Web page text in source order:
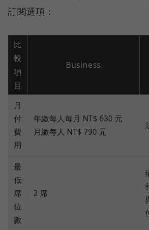
訂閱選項：
比
較
項
目
Business
月
付
費
用
年繳每人每月 NT$ 630 元
月繳每人 NT$ 790 元
最
低
席
位
數
2 席